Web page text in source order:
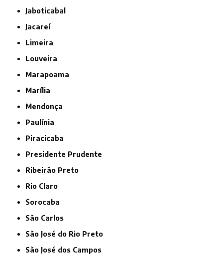
Jaboticabal
Jacareí
Limeira
Louveira
Marapoama
Marília
Mendonça
Paulínia
Piracicaba
Presidente Prudente
Ribeirão Preto
Rio Claro
Sorocaba
São Carlos
São José do Rio Preto
São José dos Campos